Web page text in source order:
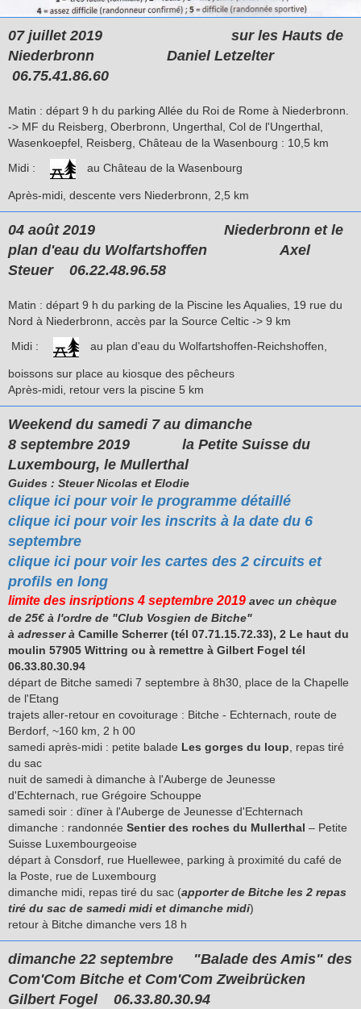
07 juillet 2019 sur les Hauts de
Niederbronn Daniel Letzelter
06.75.41.86.60
Matin : départ 9 h du parking Allée du Roi de Rome à Niederbronn.
-> MF du Reisberg, Oberbronn, Ungerthal, Col de l'Ungerthal,
Wasenkoepfel, Reisberg, Château de la Wasenbourg : 10,5 km
Midi :
au Château de la Wasenbourg
Après-midi, descente vers Niederbronn, 2,5 km
04 août 2019 Niederbronn et le
plan d'eau du Wolfartshoffen Axel
Steuer06.22.48.96.58
Matin : départ 9 h du parking de la Piscine les Aqualies, 19 rue du
Nord à Niederbronn, accès par la Source Celtic -> 9 km
Midi :
au plan d'eau du Wolfartshoffen-Reichshoffen,
boissons sur place au kiosque des pêcheurs
Après-midi, retour vers la piscine 5 km
Weekend du samedi 7 au dimanche
8 septembre 2019 la Petite Suisse du
Luxembourg, le Mullerthal
Guides : Steuer Nicolas et Elodie
clique ici pour voir le programme détaillé
clique ici pour voir les inscrits à la date du 6
septembre
clique ici pour voir les cartes des 2 circuits et
profils en long
limite des insriptions 4 septembre 2019 avec un chèque
de 25€ à l'ordre de "Club Vosgien de Bitche"
à adresser à Camille Scherrer (tél 07.71.15.72.33), 2 Le haut du
moulin 57905 Wittring ou à remettre à Gilbert Fogel tél
06.33.80.30.94
départ de Bitche samedi 7 septembre à 8h30, place de la Chapelle
de l'Etang
trajets aller-retour en covoiturage : Bitche - Echternach, route de
Berdorf, ~160 km, 2 h 00
samedi après-midi : petite balade Les gorges du loup, repas tiré
du sac
nuit de samedi à dimanche à l'Auberge de Jeunesse
d'Echternach, rue Grégoire Schouppe
samedi soir : dïner à l'Auberge de Jeunesse d'Echternach
dimanche : randonnée Sentier des roches du Mullerthal – Petite
Suisse Luxembourgeoise
départ à Consdorf, rue Huellewee, parking à proximité du café de
la Poste, rue de Luxembourg
dimanche midi, repas tiré du sac (apporter de Bitche les 2 repas
tiré du sac de samedi midi et dimanche midi)
retour à Bitche dimanche vers 18 h
dimanche 22 septembre "Balade des Amis" des
Com'Com Bitche et Com'Com Zweibrücken
Gilbert Fogel06.33.80.30.94